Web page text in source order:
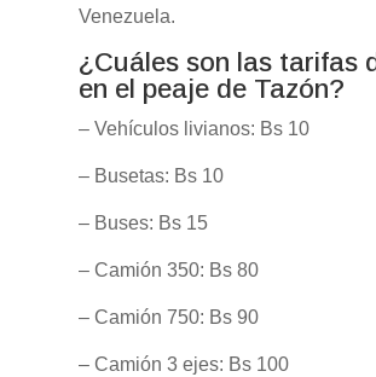
Venezuela.
¿Cuáles son las tarifas
en el peaje de Tazón?
– Vehículos livianos: Bs 10
– Busetas: Bs 10
– Buses: Bs 15
– Camión 350: Bs 80
– Camión 750: Bs 90
– Camión 3 ejes: Bs 100